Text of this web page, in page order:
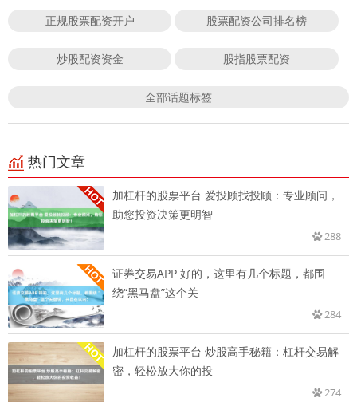
正规股票配资开户 股票配资公司排名榜
炒股配资资金 股指股票配资
全部话题标签
热门文章
加杠杆的股票平台 爱投顾找投顾：专业顾问，
助您投资决策更明智
288
证券交易APP 好的，这里有几个标题，都围
绕“黑马盘”这个关
284
加杠杆的股票平台 炒股高手秘籍：杠杆交易解
密，轻松放大你的投
274